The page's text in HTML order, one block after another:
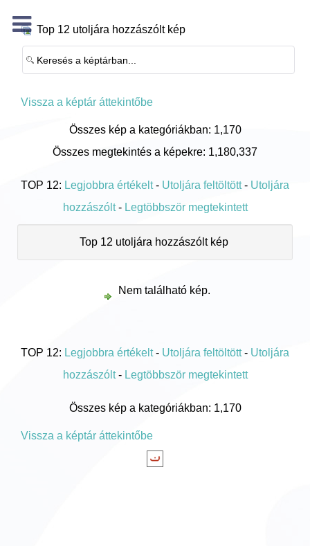
Top 12 utoljára hozzászólt kép
Vissza a képtár áttekintőbe
Összes kép a kategóriákban: 1,170
Összes megtekintés a képekre: 1,180,337
TOP 12: Legjobbra értékelt- Utoljára feltöltött- Utoljára
hozzászólt- Legtöbbször megtekintett
Top 12 utoljára hozzászólt kép
Nem található kép.
TOP 12: Legjobbra értékelt- Utoljára feltöltött- Utoljára
hozzászólt- Legtöbbször megtekintett
Összes kép a kategóriákban: 1,170
Vissza a képtár áttekintőbe